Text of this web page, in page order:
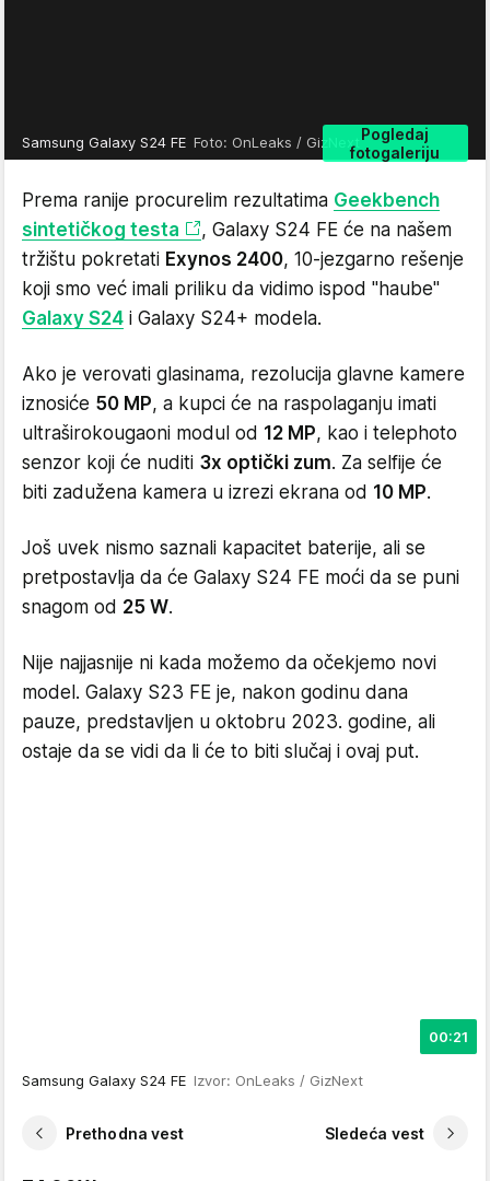
Pogledaj
fotogaleriju
Samsung Galaxy S24 FE Foto: OnLeaks / GizNext
Prema ranije procurelim rezultatima Geekbench
sintetičkog testa
, Galaxy S24 FE će na našem
tržištu pokretati Exynos 2400, 10-jezgarno rešenje
koji smo već imali priliku da vidimo ispod "haube"
Galaxy S24 i Galaxy S24+ modela.
Ako je verovati glasinama, rezolucija glavne kamere
iznosiće 50 MP, a kupci će na raspolaganju imati
ultraširokougaoni modul od 12 MP, kao i telephoto
senzor koji će nuditi 3x optički zum. Za selfije će
biti zadužena kamera u izrezi ekrana od 10 MP.
Još uvek nismo saznali kapacitet baterije, ali se
pretpostavlja da će Galaxy S24 FE moći da se puni
snagom od 25 W.
Nije najjasnije ni kada možemo da očekjemo novi
model. Galaxy S23 FE je, nakon godinu dana
pauze, predstavljen u oktobru 2023. godine, ali
ostaje da se vidi da li će to biti slučaj i ovaj put.
00:21
Samsung Galaxy S24 FE Izvor: OnLeaks / GizNext
Prethodna vest Sledeća vest